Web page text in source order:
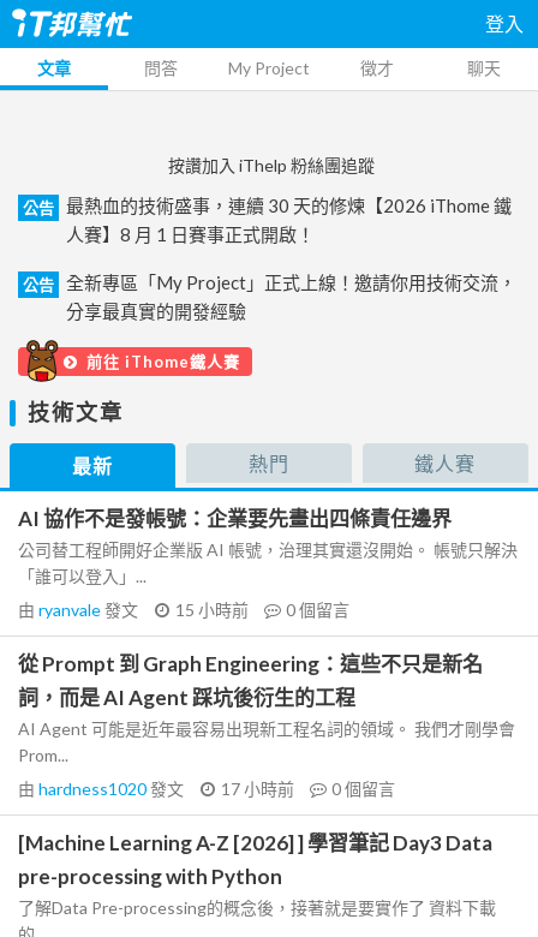
登入
文章 問答 My Project 徵才 聊天
按讚加入 iThelp 粉絲團追蹤
公告
最熱血的技術盛事，連續 30 天的修煉【2026 iThome 鐵
人賽】8 月 1 日賽事正式開啟！
公告
全新專區「My Project」正式上線！邀請你用技術交流，
分享最真實的開發經驗
前往 iThome鐵人賽
技術文章
最新 熱門 鐵人賽
AI 協作不是發帳號：企業要先畫出四條責任邊界
公司替工程師開好企業版 AI 帳號，治理其實還沒開始。 帳號只解決
「誰可以登入」...
由 ryanvale發文 15 小時前 0個留言
從 Prompt 到 Graph Engineering：這些不只是新名
詞，而是 AI Agent 踩坑後衍生的工程
AI Agent 可能是近年最容易出現新工程名詞的領域。 我們才剛學會
Prom...
由 hardness1020發文 17 小時前 0個留言
[Machine Learning A-Z [2026] ] 學習筆記 Day3 Data
pre-processing with Python
了解Data Pre-processing的概念後，接著就是要實作了 資料下載